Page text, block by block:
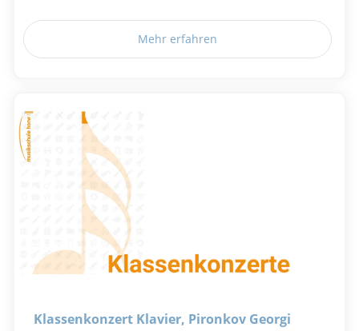
Mehr erfahren
Klassenkonzert Klavier, Pironkov Georgi